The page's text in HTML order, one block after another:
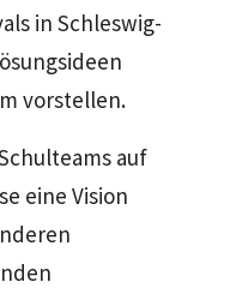
in Schleswig-
vorstellen.
auf
eine Vision